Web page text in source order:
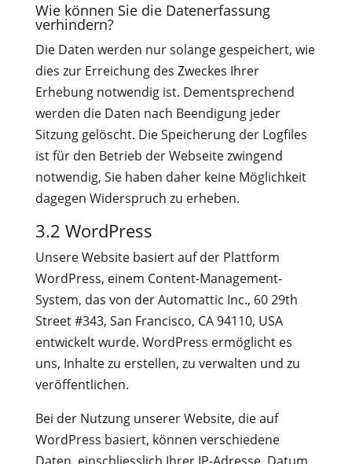
Wie können Sie die Datenerfassung
verhindern?
Die Daten werden nur solange gespeichert, wie
dies zur Erreichung des Zweckes Ihrer
Erhebung notwendig ist. Dementsprechend
werden die Daten nach Beendigung jeder
Sitzung gelöscht. Die Speicherung der Logfiles
ist für den Betrieb der Webseite zwingend
notwendig, Sie haben daher keine Möglichkeit
dagegen Widerspruch zu erheben.
3.2 WordPress
Unsere Website basiert auf der Plattform
WordPress, einem Content-Management-
System, das von der Automattic Inc., 60 29th
Street #343, San Francisco, CA 94110, USA
entwickelt wurde. WordPress ermöglicht es
uns, Inhalte zu erstellen, zu verwalten und zu
veröffentlichen.
Bei der Nutzung unserer Website, die auf
WordPress basiert, können verschiedene